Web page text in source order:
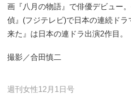
画『八月の物語』で俳優デビュー
偵』(フジテレビ)で日本の連続ド
来た』は日本の連ドラ出演2作目。
撮影／合田慎二
週刊女性12月1日号